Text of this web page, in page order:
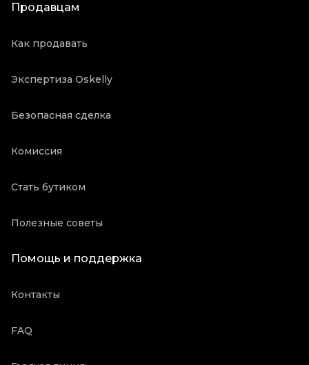
Продавцам
Как продавать
Экспертиза Oskelly
Безопасная сделка
Комиссия
Стать бутиком
Полезные советы
Помощь и поддержка
Контакты
FAQ